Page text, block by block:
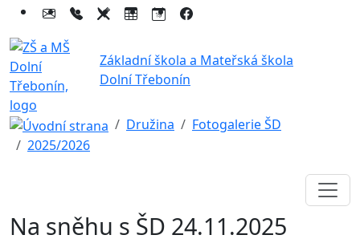
Základní škola a Mateřská škola
Dolní Třebonín
Družina
Fotogalerie ŠD
2025/2026
Na sněhu s ŠD 24.11.2025